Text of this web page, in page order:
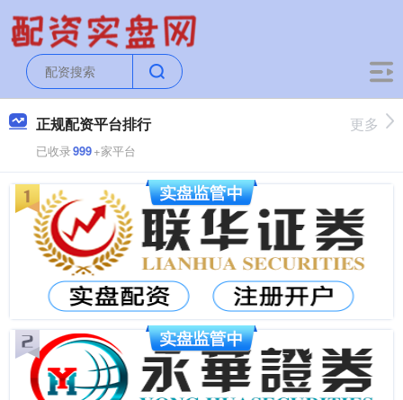
正规配资平台排行
已收录999+家平台
更多